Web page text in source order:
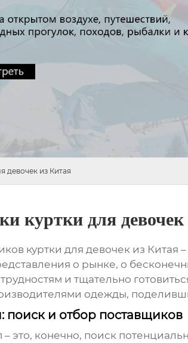
девочек из Китая
куртки для
куртки для девочек из Китая
о рынке, о
и тщательно
одежды,
поиск и отбор поставщиков
– это, конечно, поиск